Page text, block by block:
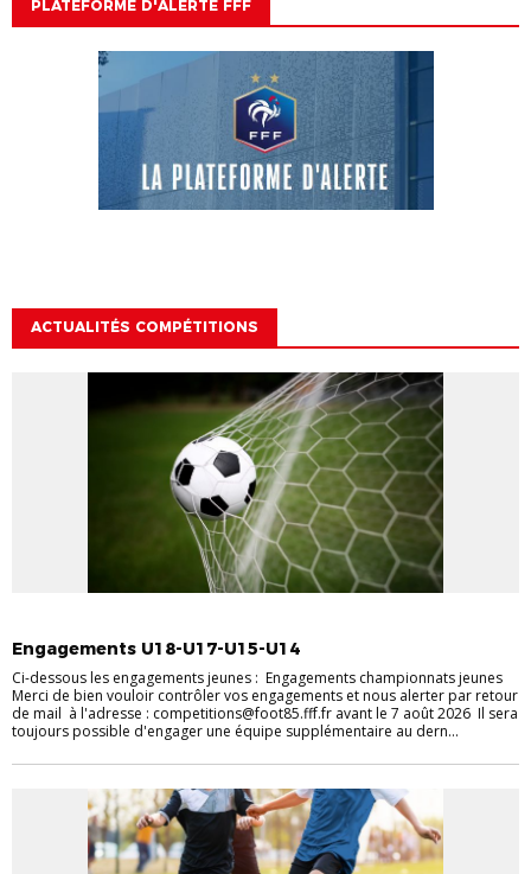
PLATEFORME D'ALERTE FFF
ACTUALITÉS COMPÉTITIONS
Engagements U18-U17-U15-U14
Ci-dessous les engagements jeunes : Engagements championnats jeunes
Merci de bien vouloir contrôler vos engagements et nous alerter par retour
de mail à l'adresse : competitions@foot85.fff.fr avant le 7 août 2026 Il sera
toujours possible d'engager une équipe supplémentaire au dern...